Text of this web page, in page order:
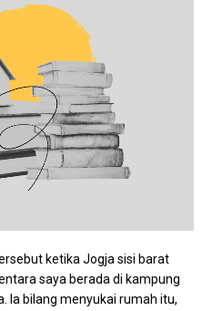
ketika Jogja sisi barat
saya berada di kampung
Ia bilang menyukai rumah itu,